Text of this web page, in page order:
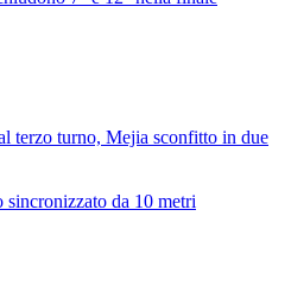
terzo turno, Mejia sconfitto in due
da 10 metri